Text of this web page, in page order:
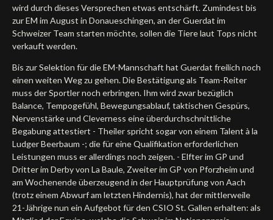
wird durch dieses Versprechen etwas entschärft. Zumindest bis
zur EM im August in Donaueschingen, an der Guerdat im
Schweizer Team starten möchte, sollen die Tiere laut Tops nicht
verkauft werden.
Bis zur Selektion für die EM-Mannschaft hat Guerdat freilich noch
einen weiten Weg zu gehen. Die Bestätigung als Team-Reiter
muss der Sportler noch erbringen. Ihm wird zwar bezüglich
Balance, Tempogefühl, Bewegungsablauf, taktischen Gespürs,
Nervenstärke und Cleverness eine überdurchschnittliche
Begabung attestiert - Theiler spricht sogar von einem Talent à la
Ludger Beerbaum -; die für eine Qualifikation erforderlichen
Leistungen muss er allerdings noch zeigen. - Elfter im GP und
Dritter im Derby von La Baule, Zweiter im GP von Pforzheim und
am Wochenende überzeugend in der Hauptprüfung von Aach
(trotz einem Abwurf am letzten Hindernis), hat der mittlerweile
21-Jährige nun ein Aufgebot für den CSIO St. Gallen erhalten: als